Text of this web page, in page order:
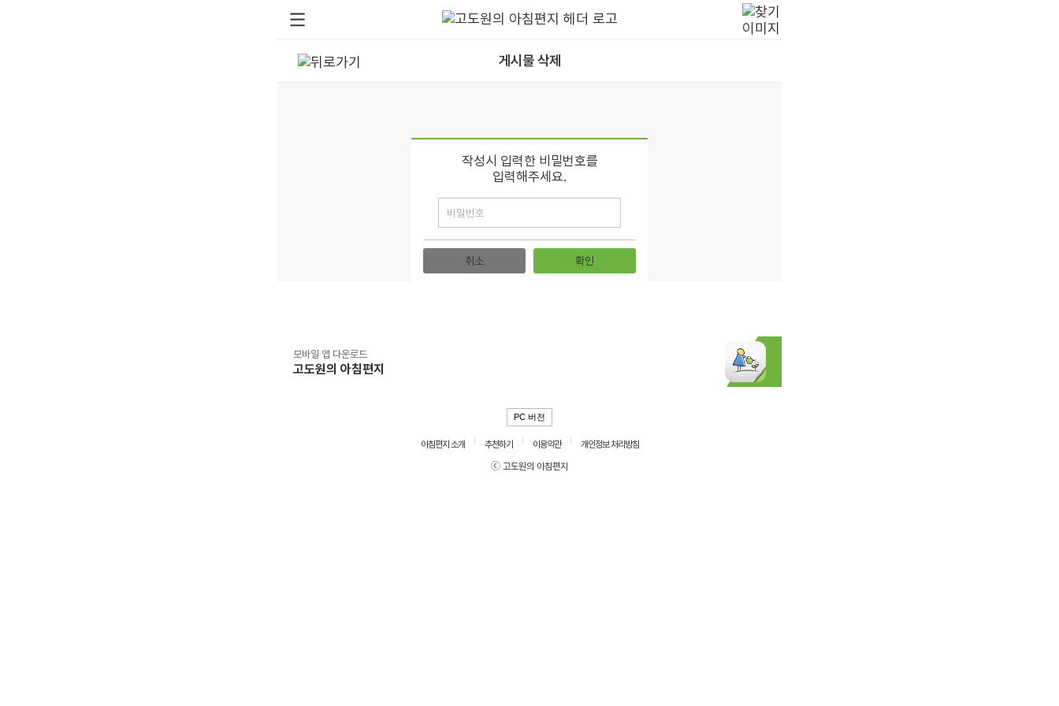
게시물 삭제
작성시 입력한 비밀번호를
입력해주세요.
취소 확인
모바일 앱 다운로드
고도원의 아침편지
PC 버전
아침편지 소개 추천하기 이용약관
개인정보 처리방침
ⓒ 고도원의 아침편지